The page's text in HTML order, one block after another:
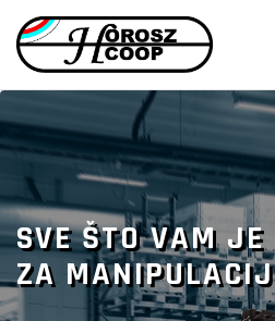
SVE ŠTO VAM JE
ZA